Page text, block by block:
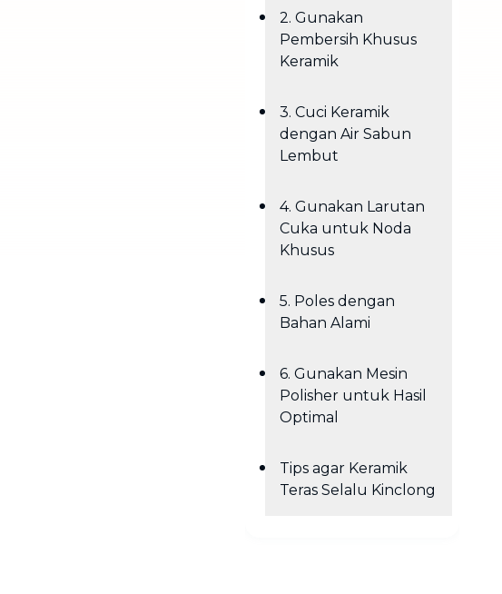
2. Gunakan
Pembersih Khusus
Keramik
3. Cuci Keramik
dengan Air Sabun
Lembut
4. Gunakan Larutan
Cuka untuk Noda
Khusus
5. Poles dengan
Bahan Alami
6. Gunakan Mesin
Polisher untuk Hasil
Optimal
Tips agar Keramik
Teras Selalu Kinclong